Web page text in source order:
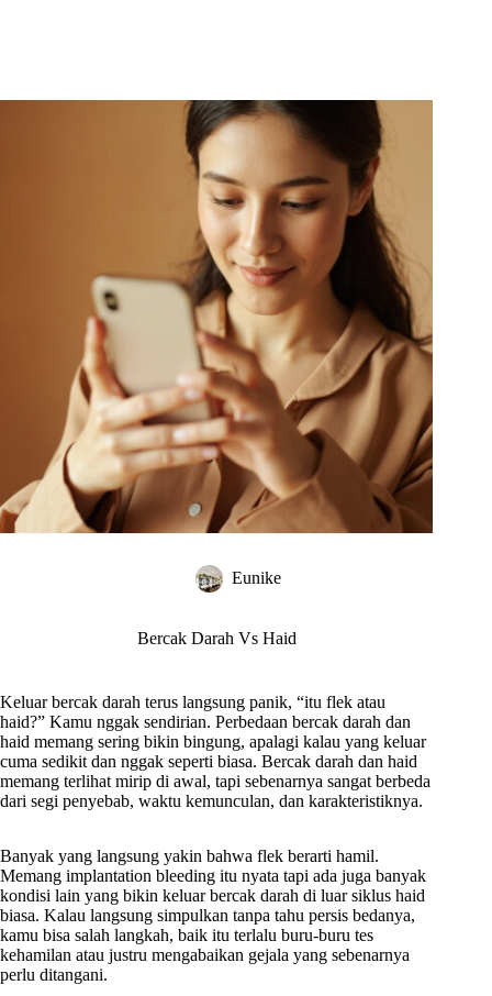
Eunike
Bercak Darah Vs Haid
Keluar bercak darah terus langsung panik, “itu flek atau
haid?” Kamu nggak sendirian. Perbedaan bercak darah dan
haid memang sering bikin bingung, apalagi kalau yang keluar
cuma sedikit dan nggak seperti biasa. Bercak darah dan haid
memang terlihat mirip di awal, tapi sebenarnya sangat berbeda
dari segi penyebab, waktu kemunculan, dan karakteristiknya.
Banyak yang langsung yakin bahwa flek berarti hamil.
Memang implantation bleeding itu nyata tapi ada juga banyak
kondisi lain yang bikin keluar bercak darah di luar siklus haid
biasa. Kalau langsung simpulkan tanpa tahu persis bedanya,
kamu bisa salah langkah, baik itu terlalu buru-buru tes
kehamilan atau justru mengabaikan gejala yang sebenarnya
perlu ditangani.